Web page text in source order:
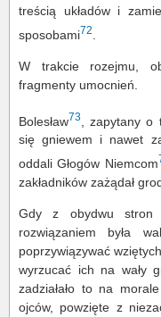
treścią układów i
sposobami72
W trakcie rozejmu,
fragmenty umocnień.
Bolesław73
, zapytany
się gniewem i nawet
oddali Głogów Niemcom
zakładników zażądał
Gdy z obydwu stron
rozwiązaniem była
poprzywiązywać
wyrzucać ich na wały
zadziałało to na
ojców, powzięte z